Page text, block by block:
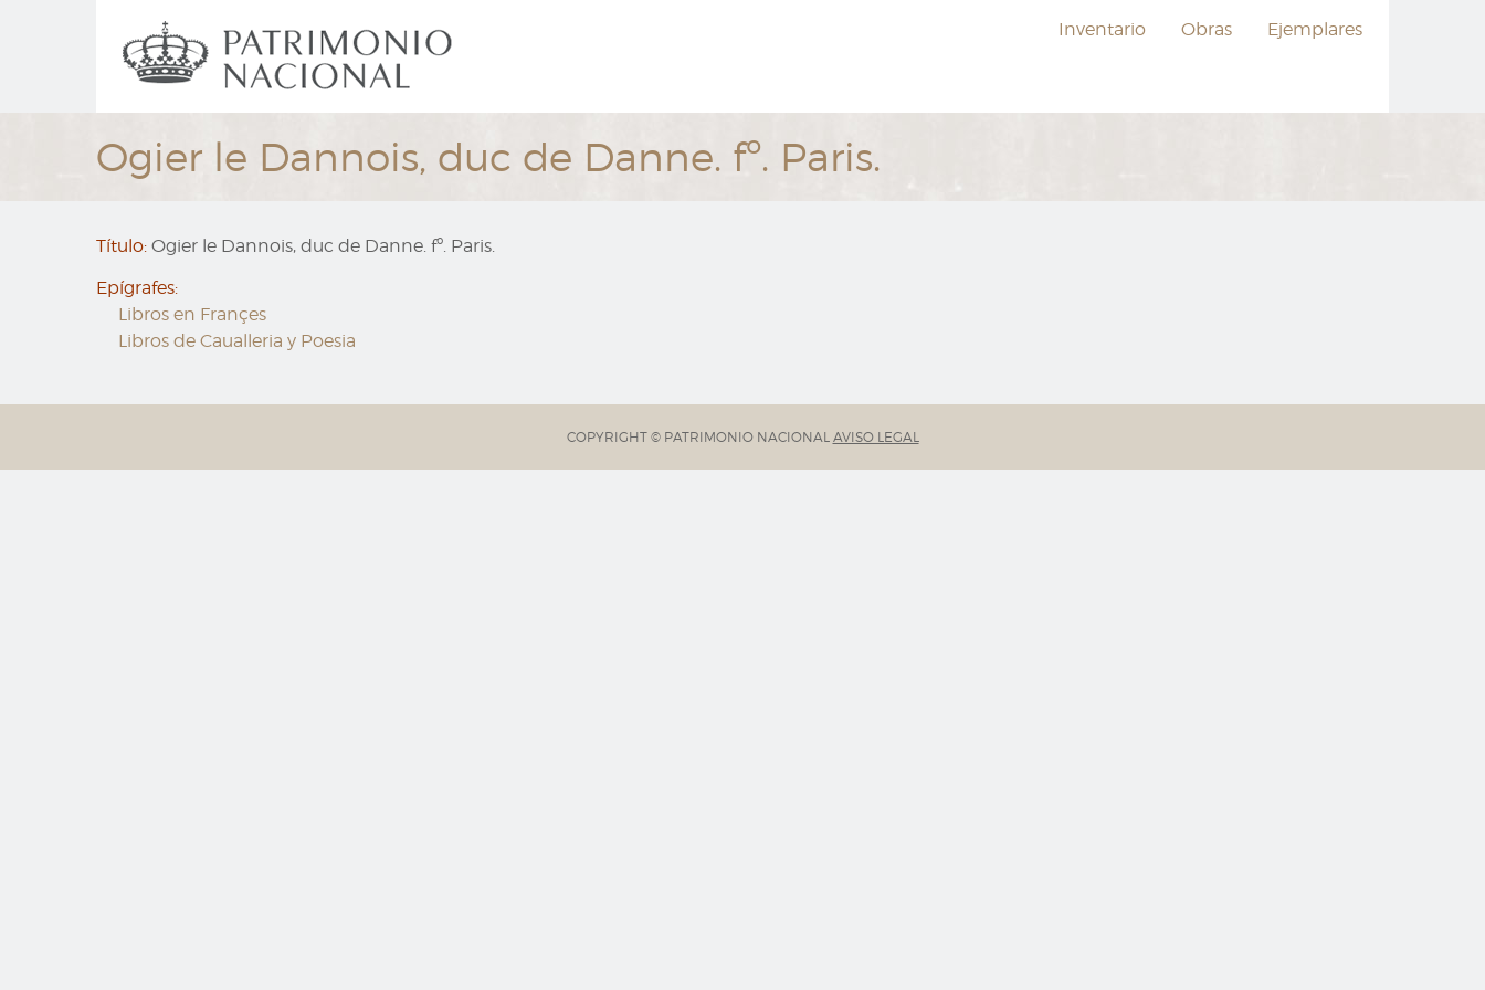
Navegación
principal
Inventario Obras Ejemplares
Ogier le Dannois, duc de Danne. fº. Paris.
Título: Ogier le Dannois, duc de Danne. fº. Paris.
Epígrafes:
Libros en Françes
Libros de Caualleria y Poesia
COPYRIGHT © PATRIMONIO NACIONAL AVISO LEGAL